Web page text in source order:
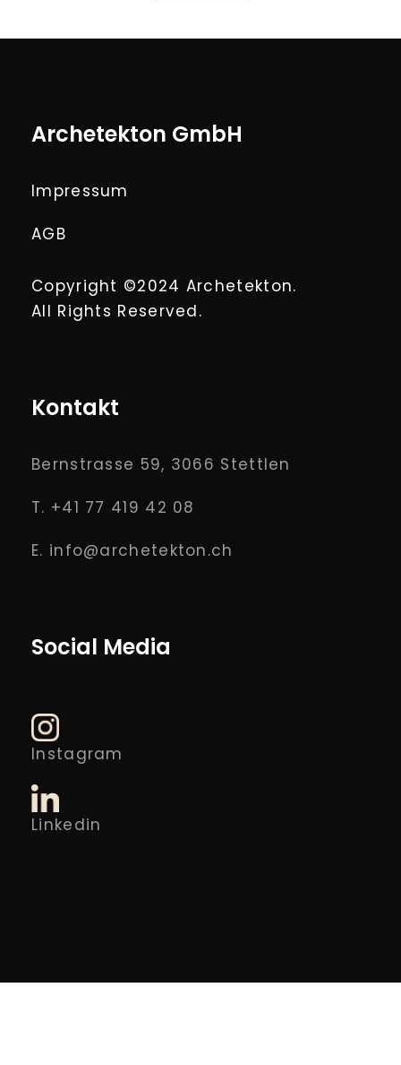
Archetekton GmbH
Impressum
AGB
Copyright ©2024 Archetekton.
All Rights Reserved.
Kontakt
Bernstrasse 59, 3066 Stettlen
T. +41 77 419 42 08
E. info@archetekton.ch
Social Media
Instagram
Linkedin